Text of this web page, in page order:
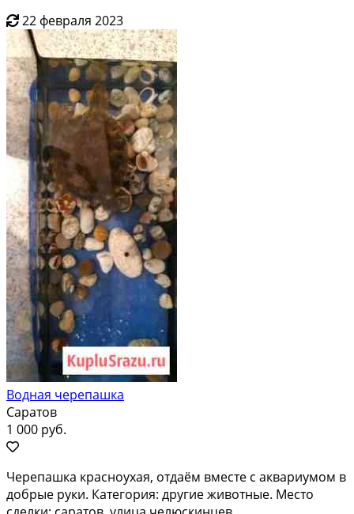
22 февраля 2023
Водная черепашка
Саратов
1 000 руб.
Черепашка красноухая, отдаём вместе с аквариумом в
добрые руки. Категория: другие животные. Место